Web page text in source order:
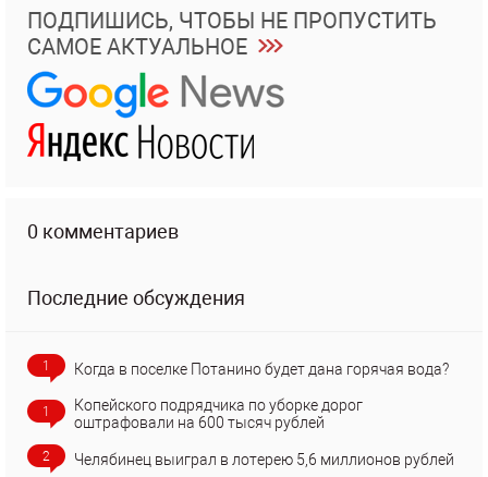
ПОДПИШИСЬ, ЧТОБЫ НЕ ПРОПУСТИТЬ
САМОЕ АКТУАЛЬНОЕ
0 комментариев
Последние обсуждения
1 Когда в поселке Потанино будет дана горячая вода?
1
Копейского подрядчика по уборке дорог
оштрафовали на 600 тысяч рублей
2 Челябинец выиграл в лотерею 5,6 миллионов рублей